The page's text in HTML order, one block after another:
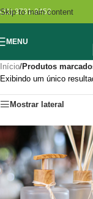
Skip to main content
(11) 3731-2452
MENU
Início/Produtos
Exibindo um único
Mostrar lateral